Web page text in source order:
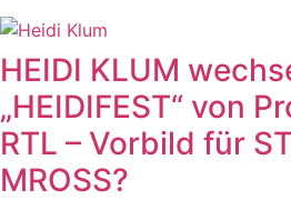
HEIDI KLUM
„HEIDIFEST“ von
RTL – Vorbild für
MROSS?